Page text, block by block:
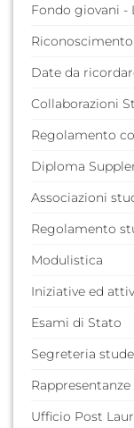
Fondo giovani -
Date da
Collaborazioni
Regolamento
Diploma
Associazioni
Regolamento
Modulistica
Iniziative ed
Esami di Stato
Segreteria
F.A.Q.
Guida dello
Ufficio Post